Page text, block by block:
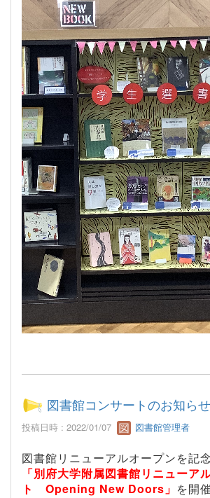
図書館コンサートのお知らせ
投稿日時 : 2022/01/07 図書館管理者
図書館リニューアルオープンを記念
「別府大学附属図書館リニューア
ト Opening New Doors 」 を開